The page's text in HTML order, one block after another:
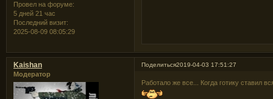
Провел на форуме:
5 дней 21 час
Последний визит:
2025-08-09 08:05:29
Поделиться2019-04-03 17:51:27
Kaishan
Модератор
Работало же все... Когда готику ставил